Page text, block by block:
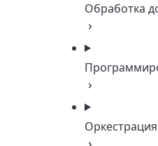
Обработка
Оркестрация